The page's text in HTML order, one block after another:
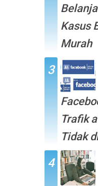
Kasus
Murah
Trafik
Tidak